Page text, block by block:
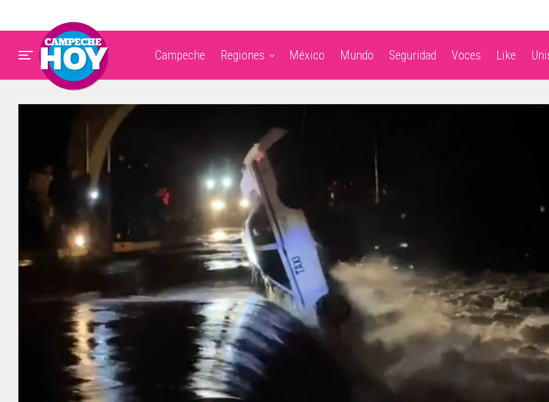
Campeche Regiones México Mundo Seguridad Voces Like